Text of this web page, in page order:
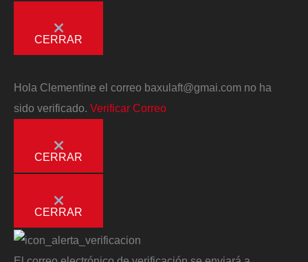
CERRAR
Hola Clementine el correo baxulaft@gmai.com no ha
sido verificado. Verificar Correo
CERRAR
CERRAR